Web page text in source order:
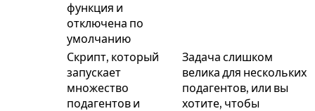
функция и
отключена по
умолчанию
Скрипт, который
запускает
множество
подагентов и
Задача слишком
велика для нескольких
подагентов, или вы
хотите, чтобы